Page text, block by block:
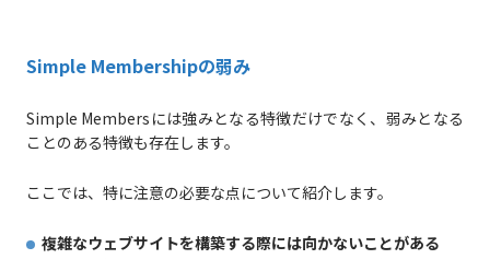
Simple Membershipの弱み
Simple Membersには強みとなる特徴だけでなく、弱みとなる
ことのある特徴も存在します。
ここでは、特に注意の必要な点について紹介します。
複雑なウェブサイトを構築する際には向かないことがある